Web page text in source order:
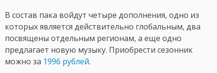
В состав пака войдут четыре дополнения, одно из
которых является действительно глобальным, два
посвящены отдельным регионам, а еще одно
предлагает новую музыку. Приобрести сезонник
можно за 1996 рублей.